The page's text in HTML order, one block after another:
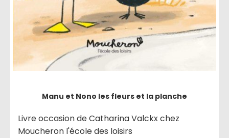
Manu et Nono les fleurs et la planche
Livre occasion de Catharina Valckx chez
Moucheron l'école des loisirs